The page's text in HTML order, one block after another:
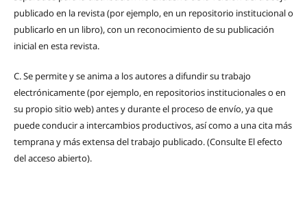
publicado en la revista (por ejemplo, en un repositorio institucional o
publicarlo en un libro), con un reconocimiento de su publicación
inicial en esta revista.
C.Se permite y se anima a los autores a difundir su trabajo
electrónicamente (por ejemplo, en repositorios institucionales o en
su propio sitio web) antes y durante el proceso de envío, ya que
puede conducir a intercambios productivos, así como a una cita más
temprana y más extensa del trabajo publicado. (Consulte El efecto
del acceso abierto).